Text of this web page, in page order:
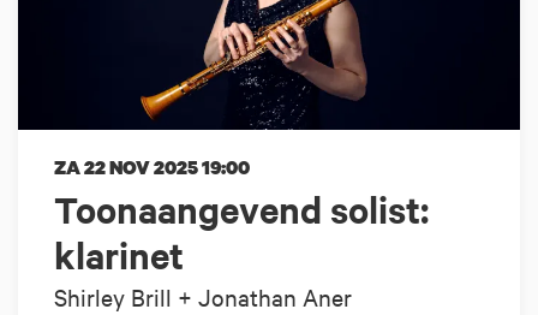
Toonaangevend solist:
klarinet
Shirley Brill + Jonathan Aner
ZA 22 NOV 202519:00